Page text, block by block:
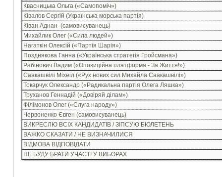
Квасницька Ольга («Самопоміч»)
Ківалов Сергій (Українська морська партія)
Ківан Аднан (самовисуванець)
Михайлик Олег («Сила людей»)
Нагаткін Олексій («Партія Шарія»)
Позднякова Ганна («Українська стратегія Гройсмана»)
Рабінович Вадим («Опозиційна платформа - За Життя!»)
Саакашвілі Міхеіл («Рух нових сил Михайла Саакашвілі»)
Токарчук Олександр («Радикальна партія Олега Ляшка»)
Труханов Геннадій («Довіряй ділам»)
Філімонов Олег («Слуга народу»)
Червоненко Євген (самовисуванець)
ВИКРЕСЛЮ ВСІХ КАНДИДАТІВ / ЗІПСУЮ БЮЛЕТЕНЬ
ВАЖКО СКАЗАТИ / НЕ ВИЗНАЧИЛИСЯ
ВІДМОВА ВІДПОВІДАТИ
НЕ БУДУ БРАТИ УЧАСТІ У ВИБОРАХ